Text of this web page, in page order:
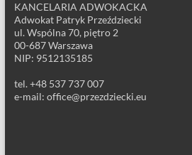
KANCELARIA ADWOKACKA
Adwokat Patryk Przeździecki
ul. Wspólna 70, piętro 2
00-687 Warszawa
NIP: 9512135185
tel. +48 537 737 007
e-mail: office@przezdziecki.eu